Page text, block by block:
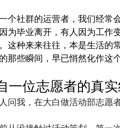
个社群的运营者，我们经常
为毕业离开，有人因为工作
这种来来往往，本是生活
那些瞬间，早已悄然化作这
一位志愿者的真
问我，在大白做活动部志愿